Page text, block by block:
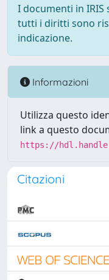
I documenti in
tutti i diritti sono
indicazione.
Informazioni
Utilizza questo
link a questo
https://
Citazioni